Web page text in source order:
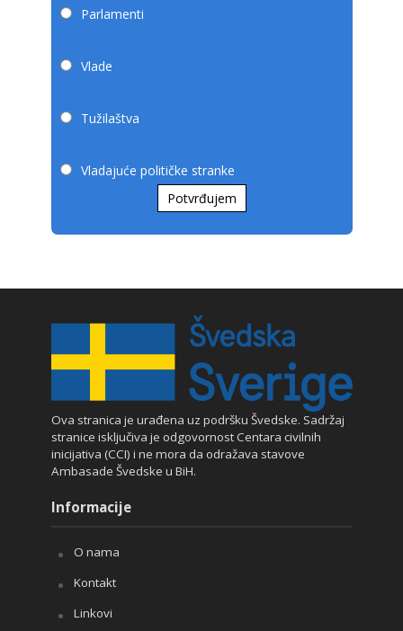
Parlamenti
Vlade
Tužilaštva
Vladajuće političke stranke
Potvrđujem
Ova stranica je urađena uz podršku Švedske. Sadržaj
stranice isključiva je odgovornost Centara civilnih
inicijativa (CCI) i ne mora da odražava stavove
Ambasade Švedske u BiH.
Informacije
O nama
Kontakt
Linkovi